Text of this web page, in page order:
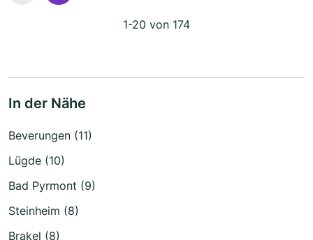
1-20 von 174
In der Nähe
Beverungen (11)
Lügde (10)
Bad Pyrmont (9)
Steinheim (8)
Brakel (8)